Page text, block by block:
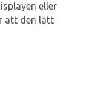
eller
att den lätt